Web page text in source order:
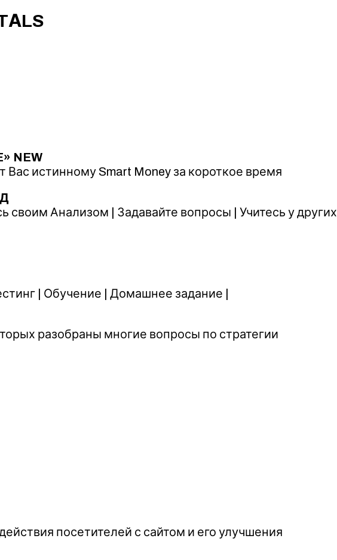
NEW
истинному Smart Money за короткое время
Анализом | Задавайте вопросы | Учитесь у других |
| Обучение | Домашнее задание |
разобраны многие вопросы по стратегии
посетителей с сайтом и его улучшения